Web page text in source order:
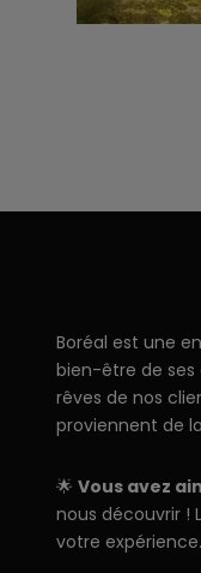
Boréal est une
bien-être de ses
rêves de nos
proviennent de
🌟Vous avez
nous découvrir !
votre